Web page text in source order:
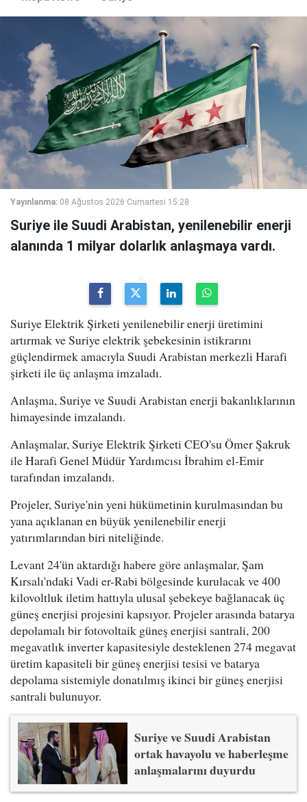
Yayınlanma: 08 Ağustos 2026 Cumartesi 15:28
Suriye ile Suudi Arabistan, yenilenebilir enerji
alanında 1 milyar dolarlık anlaşmaya vardı.
Suriye Elektrik Şirketi yenilenebilir enerji üretimini
artırmak ve Suriye elektrik şebekesinin istikrarını
güçlendirmek amacıyla Suudi Arabistan merkezli Harafi
şirketi ile üç anlaşma imzaladı.
Anlaşma, Suriye ve Suudi Arabistan enerji bakanlıklarının
himayesinde imzalandı.
Anlaşmalar, Suriye Elektrik Şirketi CEO'su Ömer Şakruk
ile Harafi Genel Müdür Yardımcısı İbrahim el-Emir
tarafından imzalandı.
Projeler, Suriye'nin yeni hükümetinin kurulmasından bu
yana açıklanan en büyük yenilenebilir enerji
yatırımlarından biri niteliğinde.
Levant 24'ün aktardığı habere göre anlaşmalar, Şam
Kırsalı'ndaki Vadi er-Rabi bölgesinde kurulacak ve 400
kilovoltluk iletim hattıyla ulusal şebekeye bağlanacak üç
güneş enerjisi projesini kapsıyor. Projeler arasında batarya
depolamalı bir fotovoltaik güneş enerjisi santrali, 200
megavatlık inverter kapasitesiyle desteklenen 274 megavat
üretim kapasiteli bir güneş enerjisi tesisi ve batarya
depolama sistemiyle donatılmış ikinci bir güneş enerjisi
santrali bulunuyor.
Suriye ve Suudi Arabistan
ortak havayolu ve haberleşme
anlaşmalarını duyurdu